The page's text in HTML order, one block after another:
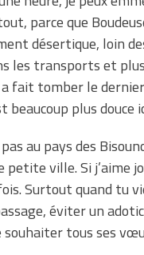
parce que
désertique, loin
les transports et
fait tomber le
beaucoup plus
au pays des
petite ville. Si j’aime
Surtout quand tu
éviter un
tous ses